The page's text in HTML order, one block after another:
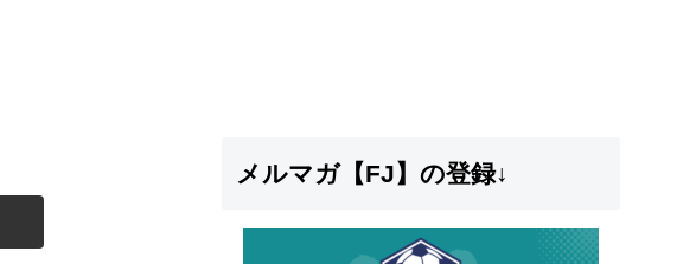
メルマガ【FJ】の登録↓